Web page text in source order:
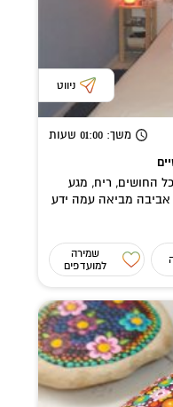
ניווט
משך: 01:00 שעות
החושים, ריח, מגע
של מעל ל-15 שנה, אביבה מביאה עמה ידע
שמירה
למועדפים